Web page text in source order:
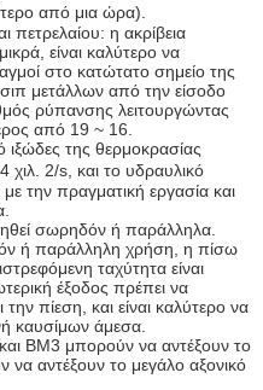
από μια ώρα).
πετρελαίου: η ακρίβεια
είναι καλύτερο να
στο κατώτατο σημείο της
μετάλλων από την είσοδο
ρύπανσης λειτουργώντας
από 19 ~ 16.
ιξώδες της θερμοκρασίας
χιλ. 2/s, και το υδραυλικό
την πραγματική εργασία και
σωρηδόν ή παράλληλα.
ή παράλληλη χρήση, η πίσω
ταχύτητα είναι
έξοδος πρέπει να
την πίεση, και είναι καλύτερο να
καυσίμων άμεσα.
BM3 μπορούν να αντέξουν το
να αντέξουν το μεγάλο αξονικό